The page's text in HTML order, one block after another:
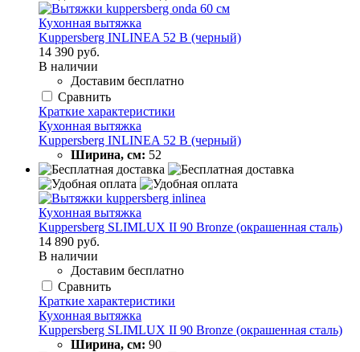
Кухонная вытяжка
Kuppersberg INLINEA 52 B (черный)
14 390 руб.
В наличии
Доставим бесплатно
Сравнить
Краткие характеристики
Кухонная вытяжка
Kuppersberg INLINEA 52 B (черный)
Ширина, см: 52
Кухонная вытяжка
Kuppersberg SLIMLUX II 90 Bronze (окрашенная сталь)
14 890 руб.
В наличии
Доставим бесплатно
Сравнить
Краткие характеристики
Кухонная вытяжка
Kuppersberg SLIMLUX II 90 Bronze (окрашенная сталь)
Ширина, см: 90